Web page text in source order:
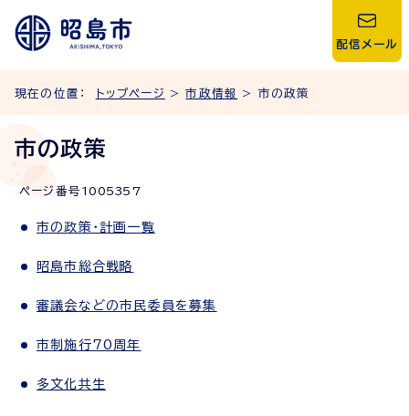
配信メール
現在の位置： トップページ >市政情報 > 市の政策
市の政策
ページ番号 1005357
市の政策・計画一覧
昭島市総合戦略
審議会などの市民委員を募集
市制施行70周年
多文化共生